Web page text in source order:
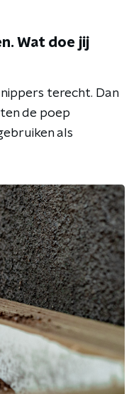
Wat doe jij
terecht. Dan
de poep
als